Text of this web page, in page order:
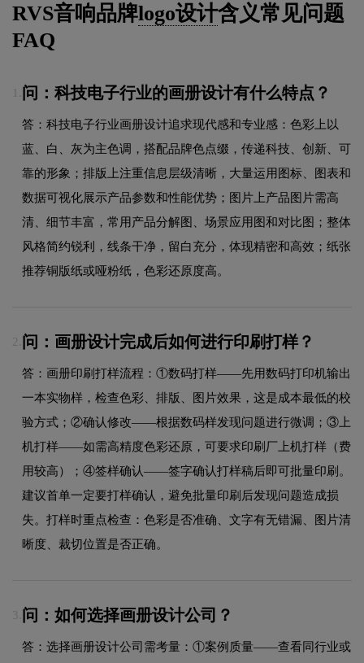
RVS音响品牌logo设计含义常见问题
FAQ
问：科技电子行业的画册设计有什么特点？
答：科技电子行业画册设计追求现代感和专业感：色彩上以
蓝、白、灰为主色调，搭配品牌色点缀，传递科技、创新、可
靠的形象；排版上注重信息层级清晰，大量运用图标、图表和
数据可视化展示产品参数和性能优势；图片上产品图片需高
清、细节丰富，常用产品分解图、场景应用图和对比图；整体
风格简约锐利，线条干净，留白充分，体现精密和高效；纸张
推荐铜版纸或哑粉纸，色彩还原度高。
2. 问：画册设计完成后如何进行印刷打样？
答：画册印刷打样流程：①数码打样——先用数码打印机输出
一本实物样，检查色彩、排版、图片效果，这是成本最低的校
验方式；②确认修改——根据数码样发现问题进行微调；③上
机打样——如需高精度色彩还原，可要求印刷厂上机打样（费
用较高）；④签样确认——签字确认打样稿后即可批量印刷。
建议首单一定要打样确认，避免批量印刷后发现问题造成损
失。打样时重点检查：色彩是否准确、文字有无错漏、图片清
晰度、裁切位置是否正确。
3. 问：如何选择画册设计公司？
答：选择画册设计公司需考量：①案例质量——查看同行业或